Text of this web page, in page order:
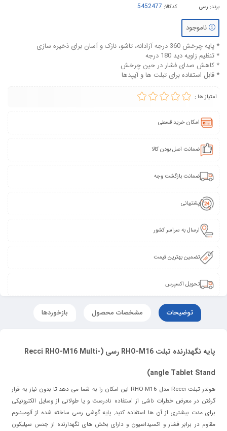
برند: رسی کدکالا:
ناموجود
* پایه چرخش 360 درجه آزادانه، تاشو، نازک و آسان برای ذخیره سازی
* تنظیم زاویه دید 180 درجه
* کاهش صدای فشار در حین چرخش
* قابل استفاده برای تبلت ها و آیپدها
امتیاز ها :
امکان خرید قسطی
ضمانت اصل بودن کالا
ضمانت بازگشت وجه
پشتیبانی
ارسال به سراسر کشور
تضمین بهترین قیمت
تحویل اکسپرس
توضیحات مشخصات محصول بازخوردها
پایه نگهدارنده تبلت RHO-M16 رسی (Recci RHO-M16 Multi-
angle Tablet Stand)
هولدر تبلت Recci مدل RHO-M16 این امکان را به شما می دهد تا بدون نیاز به قرار
گرفتن در معرض خطرات ناشی از استفاده نادرست و یا طولانی از وسایل الکترونیکی
برای مدت بیشتری از آن ها استفاده کنید. پایه گوشی رسی ساخته شده از آلومینیوم
مقاوم در برابر فشار و اکسیداسیون و دارای بخش های نگهدارنده از جنس سیلیکون